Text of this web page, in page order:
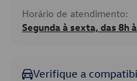
Horário de atendimento:
Segunda à sexta, das 8h
Verifique a